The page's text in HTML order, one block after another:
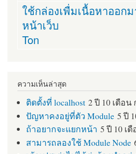
ใช้กล่องเพื่มเนื้อหาออก
หน้าเว็บ
Ton
ความเห็นล่าสุด
ติดตั้งที่ localhost 2 ปี 10 เดือน
ปัญหาคงอยู่ที่ตัว Module 5 ปี
ถ้าอยากจะแยกหน้า 5 ปี 10 เ
สามารถลองใช้ Module Node